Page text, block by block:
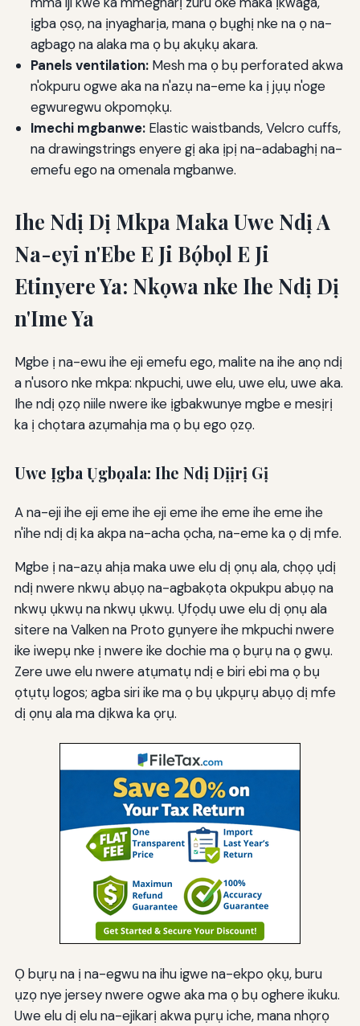
ịgba ọsọ, na ịnyagharịa, mana ọ bụghị nke na ọ na-
agbagọ na alaka ma ọ bụ akụkụ akara.
Panels ventilation:Mesh ma ọ bụ perforated akwa
n'okpuru ogwe aka na n'azụ na-eme ka ị jụụ n'oge
egwuregwu okpomọkụ.
Imechi mgbanwe:Elastic waistbands, Velcro cuffs,
na drawingstrings enyere gị aka ịpị na-adabaghị na-
emefu ego na omenala mgbanwe.
Ihe Ndị Dị Mkpa Maka Uwe Ndị A
Na-eyi n'Ebe E Ji Bọ́bọl E Ji
Etinyere Ya: Nkọwa nke Ihe Ndị Dị
n'Ime Ya
Mgbe ị na-ewu ihe eji emefu ego, malite na ihe anọ ndị
a n'usoro nke mkpa: nkpuchi, uwe elu, uwe elu, uwe aka.
Ihe ndị ọzọ niile nwere ike ịgbakwunye mgbe e mesịrị
ka ị chọtara azụmahịa ma ọ bụ ego ọzọ.
Uwe Ịgba Ụgbọala: Ihe Ndị Dịịrị Gị
A na-eji ihe eji eme ihe eji eme ihe eme ihe eme ihe
n'ihe ndị dị ka akpa na-acha ọcha, na-eme ka ọ dị mfe.
Mgbe ị na-azụ ahịa maka uwe elu dị ọnụ ala, chọọ ụdị
ndị nwere nkwụ abụọ na-agbakọta okpukpu abụọ na
nkwụ ụkwụ na nkwụ ụkwụ. Ụfọdụ uwe elu dị ọnụ ala
sitere na Valken na Proto gụnyere ihe mkpuchi nwere
ike iwepụ nke ị nwere ike dochie ma ọ bụrụ na ọ gwụ.
Zere uwe elu nwere atụmatụ ndị e biri ebi ma ọ bụ
ọtụtụ logos; agba siri ike ma ọ bụ ụkpụrụ abụọ dị mfe
dị ọnụ ala ma dịkwa ka ọrụ.
Ọ bụrụ na ị na-egwu na ihu igwe na-ekpo ọkụ, buru
ụzọ nye jersey nwere ogwe aka ma ọ bụ oghere ikuku.
Uwe elu dị elu na-ejikarị akwa pụrụ iche, mana nhọrọ